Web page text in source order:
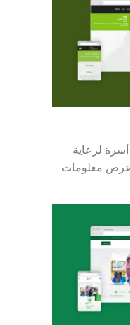
لرعاية
عرض معلومات